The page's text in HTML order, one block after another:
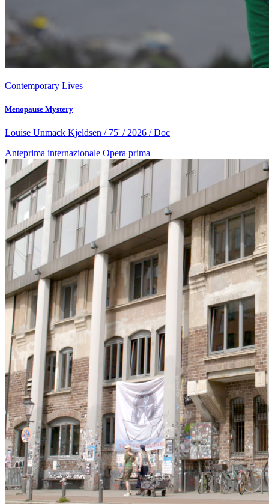
Contemporary Lives
Menopause Mystery
Louise Unmack Kjeldsen / 75' / 2026 / Doc
Anteprima internazionale Opera prima